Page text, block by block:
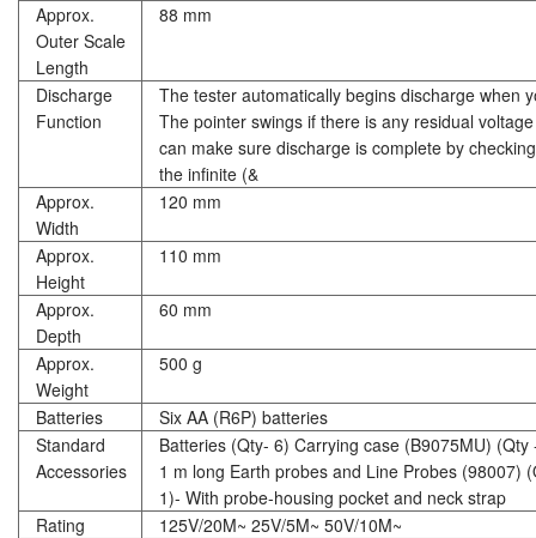
Approx.
Outer Scale
Length
88 mm
Discharge
Function
The tester automatically begins discharge when
The pointer swings if there is any residual
can make sure discharge is complete by
the infinite (&
Approx.
Width
120 mm
Approx.
Height
110 mm
Approx.
Depth
60 mm
Approx.
Weight
500 g
Batteries
Six AA (R6P) batteries
Standard
Accessories
Batteries (Qty- 6) Carrying case (B9075MU)
1 m long Earth probes and Line Probes (98007)
1)- With probe-housing pocket and neck strap
Rating
125V/20M~ 25V/5M~ 50V/10M~